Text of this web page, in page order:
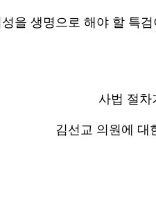
을 생명으로 해야 할 특
사법 절차
김선교 의원에 대